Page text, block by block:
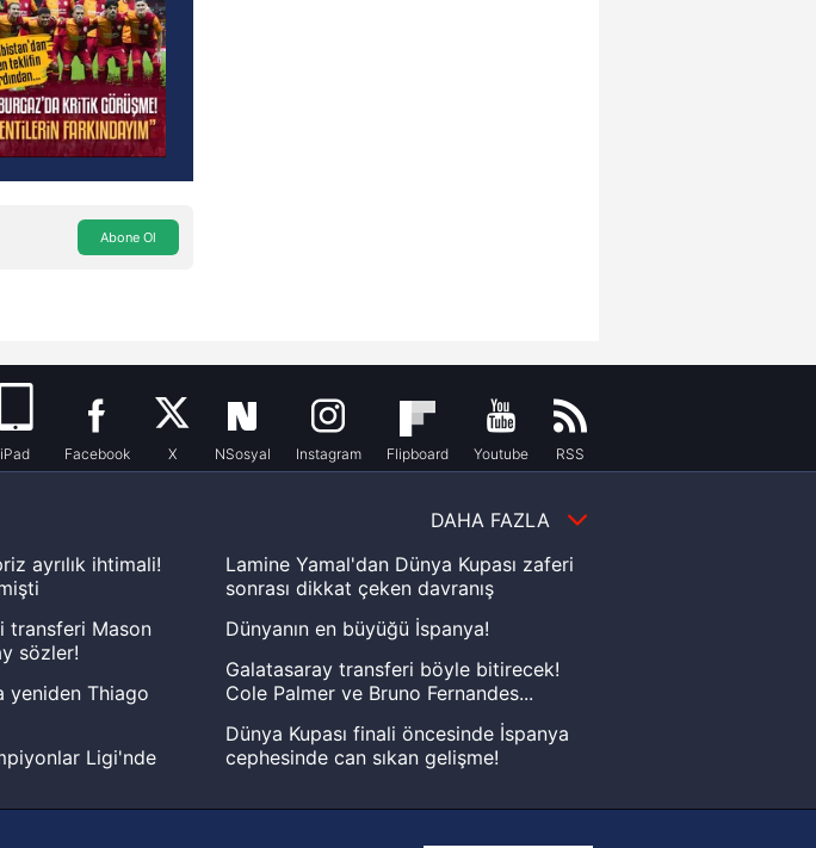
Abone Ol
iPad Facebook X NSosyal Instagram Flipboard Youtube RSS
DAHA FAZLA
ayrılık ihtimali!
transferi Mason
sözler!
yeniden Thiago
Ligi'nde
Lamine Yamal'dan Dünya Kupası zaferi
sonrası dikkat çeken davranış
Dünyanın en büyüğü İspanya!
Galatasaray transferi böyle bitirecek!
Cole Palmer ve Bruno Fernandes...
Dünya Kupası finali öncesinde İspanya
cephesinde can sıkan gelişme!